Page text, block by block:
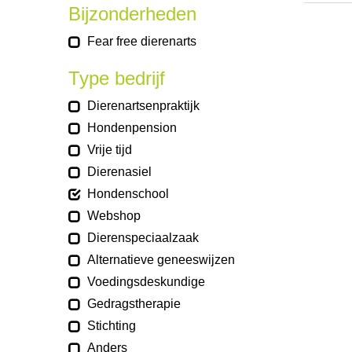
Bijzonderheden
Fear free dierenarts
Type bedrijf
Dierenartsenpraktijk
Hondenpension
Vrije tijd
Dierenasiel
Hondenschool
Webshop
Dierenspeciaalzaak
Alternatieve geneeswijzen
Voedingsdeskundige
Gedragstherapie
Stichting
Anders